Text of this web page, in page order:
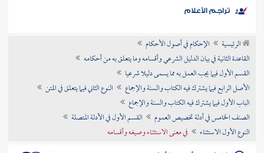
موضوعي
تراجم الأعلام
الرئيسية
الإحكام في أصول الأحكام
القاعدة الثانية في بيان الدليل الشرعي وأقسامه وما يتعلق به من أحكامه
القسم الأول فيما يجب العمل به مما يسمى دليلا شرعيا
الأصل الرابع فيما يشترك فيه الكتاب والسنة والإجماع
النوع الثاني فيما يتعلق في المتن
الباب الأول فيما يشترك فيه الكتاب والسنة والإجماع
الصنف الخامس في أدلة تخصيص العموم
القسم الأول في الأدلة المتصلة
النوع الأول الاستثناء
في معنى الاستثناء وصيغه وأقسامه